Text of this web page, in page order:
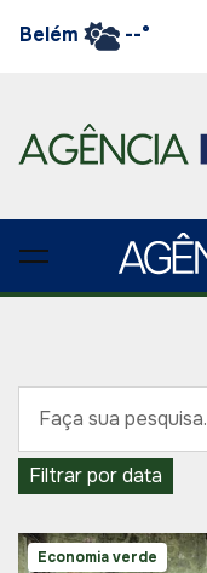
Belém --°
Filtrar por data
Economia verde